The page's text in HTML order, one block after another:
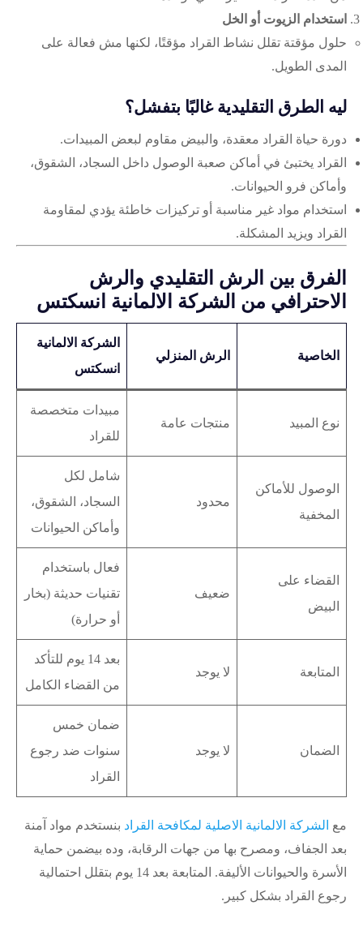
استخدام الزيوت أو الخل
حلول مؤقتة تقلل نشاط القراد مؤقتًا، لكنها مش فعالة على
المدى الطويل.
ليه الطرق التقليدية غالبًا بتفشل؟
دورة حياة القراد معقدة، والبيض مقاوم لبعض المبيدات.
القراد يختبئ في أماكن صعبة الوصول داخل السجاد، الشقوق،
وأماكن فرو الحيوانات.
استخدام مواد غير مناسبة أو تركيزات خاطئة يؤدي لمقاومة
القراد ويزيد المشكلة.
الفرق بين الرش التقليدي والرش
الاحترافي من الشركة الالمانية انسكتس
الخاصية الرش المنزلي
الشركة الالمانية
انسكتس
نوع المبيد منتجات عامة
مبيدات متخصصة
للقراد
الوصول للأماكن
المخفية
محدود
شامل لكل
السجاد، الشقوق،
وأماكن الحيوانات
القضاء على
البيض
ضعيف
فعال باستخدام
تقنيات حديثة (بخار
أو حرارة)
المتابعة لا يوجد
بعد 14 يوم للتأكد
من القضاء الكامل
الضمان لا يوجد
ضمان خمس
سنوات ضد رجوع
القراد
مع الشركة الالمانية الاصلية لمكافحة القراد بنستخدم مواد آمنة
بعد الجفاف، ومصرح بها من جهات الرقابة، وده بيضمن حماية
الأسرة والحيوانات الأليفة. المتابعة بعد 14 يوم بتقلل احتمالية
رجوع القراد بشكل كبير.